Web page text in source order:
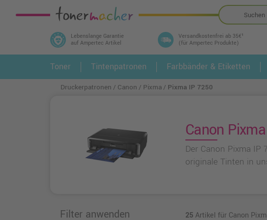
Lebenslange Garantie
auf Ampertec Artikel
Versandkostenfrei ab 35€¹
(für Ampertec Produkte)
In 3 einfachen Schritten ihr Druckermodell
und alle dazu passenden Artikel finden ➤ 1.
Toner Tintenpatronen Farbbänder & Etiketten
Druckerpatronen Canon Pixma Pixma IP 7250
Canon
Der Canon Pixma
originale Tinten in
Filter anwenden 25Artikel für Canon